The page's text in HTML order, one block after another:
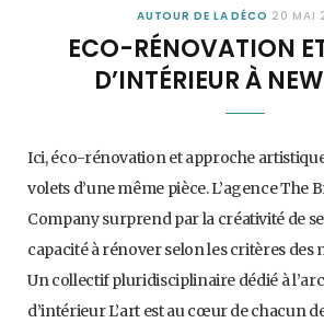
AUTOUR DE LA DÉCO 20 MAI
ECO-RÉNOVATION
D’INTÉRIEUR À
Ici, éco-rénovation et approche
volets d’une même pièce. L’agence The
Company surprend par la créativité de
capacité à rénover selon les critères des
Un collectif pluridisciplinaire dédié à
d’intérieur L’art est au cœur de chacun